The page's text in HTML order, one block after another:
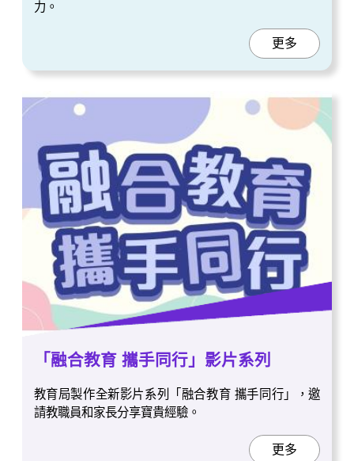
力。
更多
「融合教育 攜手同行」影片系列
教育局製作全新影片系列「融合教育 攜手同行」，邀
請教職員和家長分享寶貴經驗。
更多